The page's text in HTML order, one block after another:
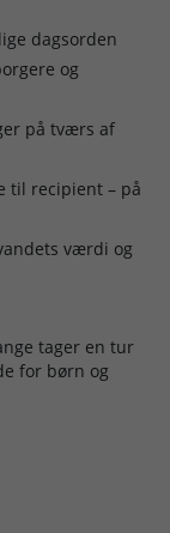
dagsorden
og
på tværs af
til recipient – på
værdi og
tager en tur
for børn og